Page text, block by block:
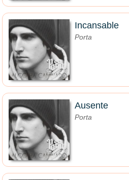
Incansable
Porta
Ausente
Porta